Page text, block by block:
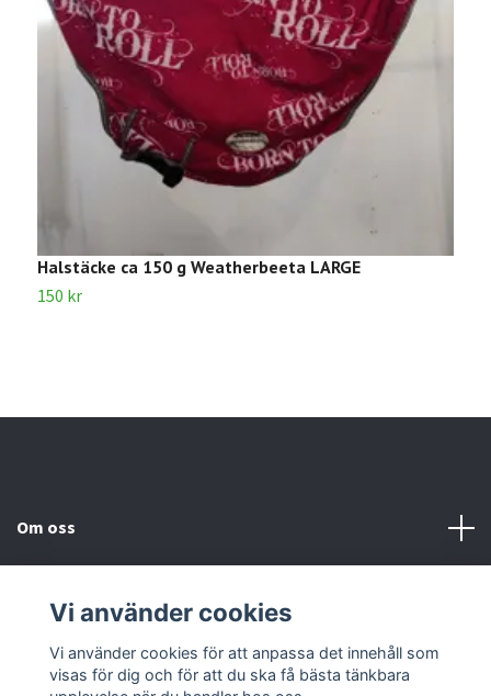
Halstäcke ca 150 g Weatherbeeta LARGE
150 kr
Om oss
Kontakta oss
Vi använder cookies
Vi använder cookies för att anpassa det innehåll som
visas för dig och för att du ska få bästa tänkbara